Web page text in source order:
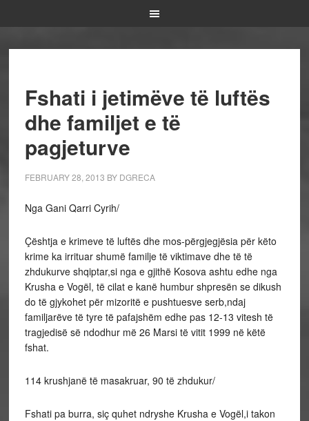
Fshati i jetimëve të luftës
dhe familjet e të
pagjeturve
FEBRUARY 28, 2013 BY DGRECA
Nga Gani Qarri Cyrih/
Çështja e krimeve të luftës dhe mos-përgjegjësia për këto
krime ka irrituar shumë familje të viktimave dhe të të
zhdukurve shqiptar,si nga e gjithë Kosova ashtu edhe nga
Krusha e Vogël, të cilat e kanë humbur shpresën se dikush
do të gjykohet për mizoritë e pushtuesve serb,ndaj
familjarëve të tyre të pafajshëm edhe pas 12-13 vitesh të
tragjedisë së ndodhur më 26 Marsi të vitit 1999 në këtë
fshat.
114 krushjanë të masakruar, 90 të zhdukur/
Fshati pa burra, siç quhet ndryshe Krusha e Vogël,i takon